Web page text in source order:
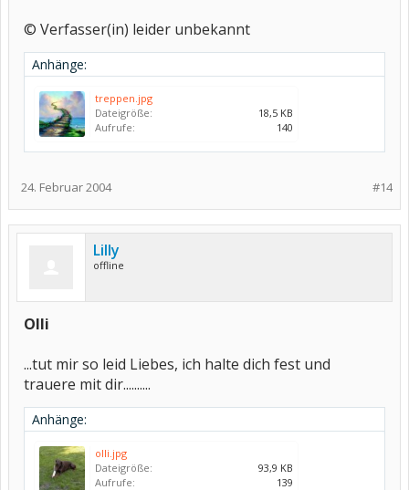
© Verfasser(in) leider unbekannt
Anhänge:
treppen.jpg
Dateigröße:
18,5 KB
Aufrufe:
140
#14
24. Februar 2004
Lilly
offline
Olli
...tut mir so leid Liebes, ich halte dich fest und
trauere mit dir..........
Anhänge:
olli.jpg
Dateigröße:
93,9 KB
Aufrufe:
139